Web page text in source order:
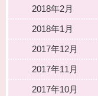
2018年2月
2018年1月
2017年12月
2017年11月
2017年10月